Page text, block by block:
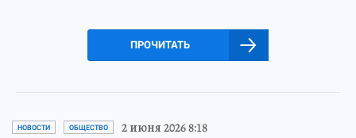
ПРОЧИТАТЬ
НОВОСТИ ОБЩЕСТВО 2 июня 2026 8:18